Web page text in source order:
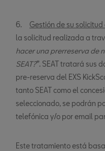
6. Gestión de su solicitud
la solicitud realizada a
hacer una prerreserva de
SEAT?”. SEAT tratará sus
pre-reserva del EXS
tanto SEAT como el
seleccionado, se podrán
telefónica y/o por email
Este tratamiento está